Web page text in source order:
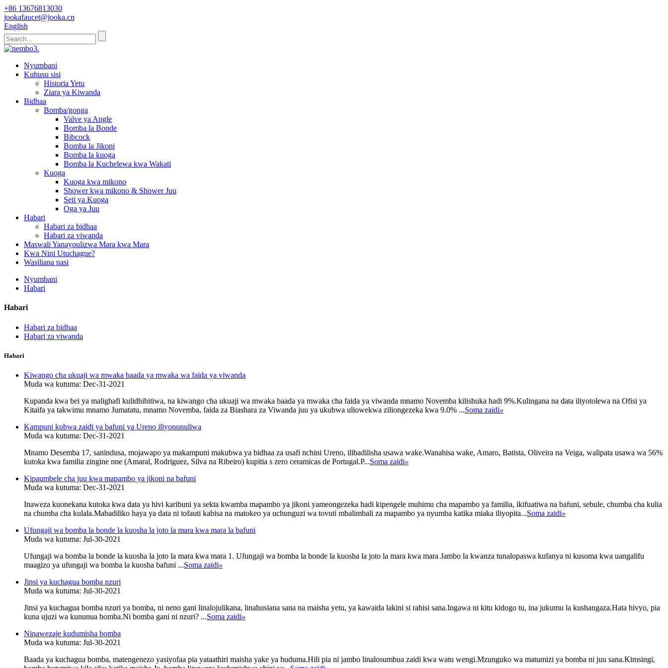
+86 13676813030
jookafaucet@jooka.cn
English
Nyumbani
Kuhusu sisi
Historia Yetu
Ziara ya Kiwanda
Bidhaa
Bomba/gonga
Valve ya Angle
Bomba la Bonde
Bibcock
Bomba la Jikoni
Bomba la kuoga
Bomba la Kuchelewa kwa Wakati
Kuoga
Kuoga kwa mikono
Shower kwa mikono & Shower Juu
Seti ya Kuoga
Oga ya Juu
Habari
Habari za bidhaa
Habari za viwanda
Maswali Yanayoulizwa Mara kwa Mara
Kwa Nini Utuchague?
Wasiliana nasi
Nyumbani
Habari
Habari
Habari za bidhaa
Habari za viwanda
Habari
Kiwango cha ukuaji wa mwaka baada ya mwaka wa faida ya viwanda
Muda wa kutuma: Dec-31-2021
Kupanda kwa bei ya malighafi kulidhibitiwa, na kiwango cha ukuaji wa mwaka baada ya mwaka cha faida ya viwanda mnamo Novemba kilishuka hadi 9%.Kulingana na data iliyotolewa na Ofisi ya
Kitaifa ya takwimu mnamo Jumatatu, mnamo Novemba, faida za Biashara za Viwanda juu ya ukubwa uliowekwa ziliongezeka kwa 9.0% ...Soma zaidi»
Kampuni kubwa zaidi ya bafuni ya Ureno iliyonunuliwa
Muda wa kutuma: Dec-31-2021
Mnamo Desemba 17, sanindusa, mojawapo ya makampuni makubwa ya bidhaa za usafi nchini Ureno, ilibadilisha usawa wake.Wanahisa wake, Amaro, Batista, Oliveira na Veiga, walipata usawa wa 56%
kutoka kwa familia zingine nne (Amaral, Rodriguez, Silva na Ribeiro) kupitia s zero ceramicas de Portugal.P...Soma zaidi»
Kipaumbele cha juu kwa mapambo ya jikoni na bafuni
Muda wa kutuma: Dec-31-2021
Inaweza kuonekana kutoka kwa data ya hivi karibuni ya sekta kwamba mapambo ya jikoni yameongezeka hadi kipengele muhimu cha mapambo ya familia, ikifuatiwa na bafuni, sebule, chumba cha kulia
na chumba cha kulala.Mabadiliko haya ya data ni tofauti kabisa na matokeo ya uchunguzi wa tovuti mbalimbali za mapambo ya nyumba katika miaka iliyopita...Soma zaidi»
Ufungaji wa bomba la bonde la kuosha la joto la mara kwa mara la bafuni
Muda wa kutuma: Jul-30-2021
Ufungaji wa bomba la bonde la kuosha la joto la mara kwa mara 1. Ufungaji wa bomba la bonde la kuosha la joto la mara kwa mara Jambo la kwanza tunalopaswa kufanya ni kusoma kwa uangalifu
maagizo ya ufungaji wa bomba la kuosha bafuni ...Soma zaidi»
Jinsi ya kuchagua bomba nzuri
Muda wa kutuma: Jul-30-2021
Jinsi ya kuchagua bomba nzuri ya bomba, ni neno gani linalojulikana, linahusiana sana na maisha yetu, ya kawaida lakini si rahisi sana.Ingawa ni kitu kidogo tu, ina jukumu la kushangaza.Hata hivyo, pia
kuna ujuzi wa kununua bomba.Ni bomba gani ni nzuri? ...Soma zaidi»
Ninawezaje kudumisha bomba
Muda wa kutuma: Jul-30-2021
Baada ya kuchagua bomba, matengenezo yasiyofaa pia yataathiri maisha yake ya huduma.Hili pia ni jambo linalosumbua zaidi kwa watu wengi.Mzunguko wa matumizi ya bomba ni juu sana.Kimsingi,